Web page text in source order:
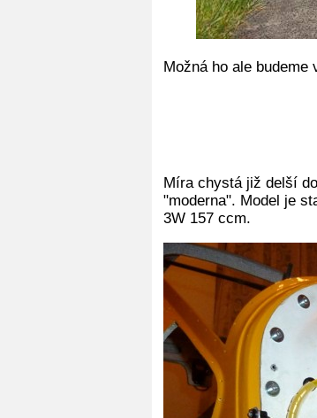
Možná ho ale
Míra chystá již delší
"moderna". Model je
3W 157 ccm.